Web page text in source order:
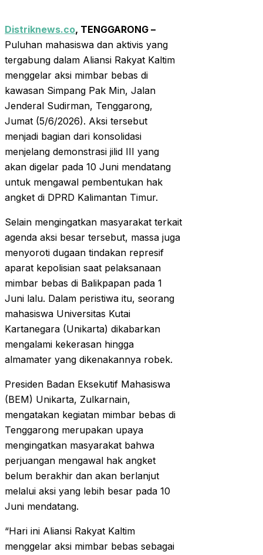
Distriknews.co, TENGGARONG –
Puluhan mahasiswa dan aktivis yang
tergabung dalam Aliansi Rakyat Kaltim
menggelar aksi mimbar bebas di
kawasan Simpang Pak Min, Jalan
Jenderal Sudirman, Tenggarong,
Jumat (5/6/2026). Aksi tersebut
menjadi bagian dari konsolidasi
menjelang demonstrasi jilid III yang
akan digelar pada 10 Juni mendatang
untuk mengawal pembentukan hak
angket di DPRD Kalimantan Timur.
Selain mengingatkan masyarakat terkait
agenda aksi besar tersebut, massa juga
menyoroti dugaan tindakan represif
aparat kepolisian saat pelaksanaan
mimbar bebas di Balikpapan pada 1
Juni lalu. Dalam peristiwa itu, seorang
mahasiswa Universitas Kutai
Kartanegara (Unikarta) dikabarkan
mengalami kekerasan hingga
almamater yang dikenakannya robek.
Presiden Badan Eksekutif Mahasiswa
(BEM) Unikarta, Zulkarnain,
mengatakan kegiatan mimbar bebas di
Tenggarong merupakan upaya
mengingatkan masyarakat bahwa
perjuangan mengawal hak angket
belum berakhir dan akan berlanjut
melalui aksi yang lebih besar pada 10
Juni mendatang.
“Hari ini Aliansi Rakyat Kaltim
menggelar aksi mimbar bebas sebagai